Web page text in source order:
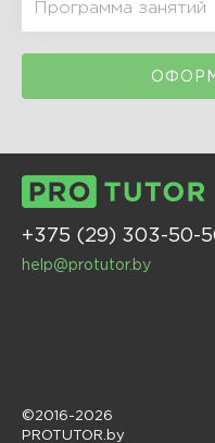
+375 (29) 303-50-
help@protutor.by
©2016-2026
PROTUTOR.by